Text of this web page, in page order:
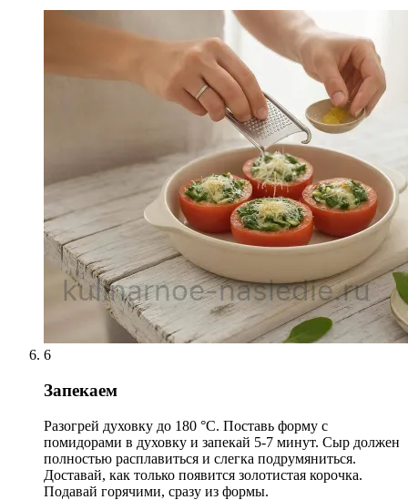
6
Запекаем
Разогрей духовку до 180 °С. Поставь форму с
помидорами в духовку и запекай 5-7 минут. Сыр должен
полностью расплавиться и слегка подрумяниться.
Доставай, как только появится золотистая корочка.
Подавай горячими, сразу из формы.